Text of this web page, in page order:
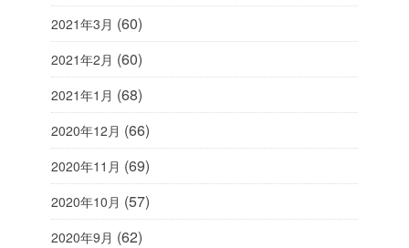
2021年3月 (60)
2021年2月 (60)
2021年1月 (68)
2020年12月 (66)
2020年11月 (69)
2020年10月 (57)
2020年9月 (62)